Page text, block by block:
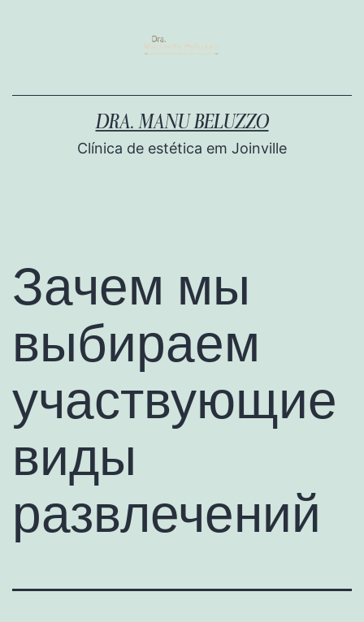
DRA. MANU BELUZZO
Clínica de estética em Joinville
Зачем мы
выбираем
участвующие
виды
развлечений